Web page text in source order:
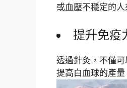
或血壓不穩定的
提升免疫
透過針灸，不僅
提高白血球的產